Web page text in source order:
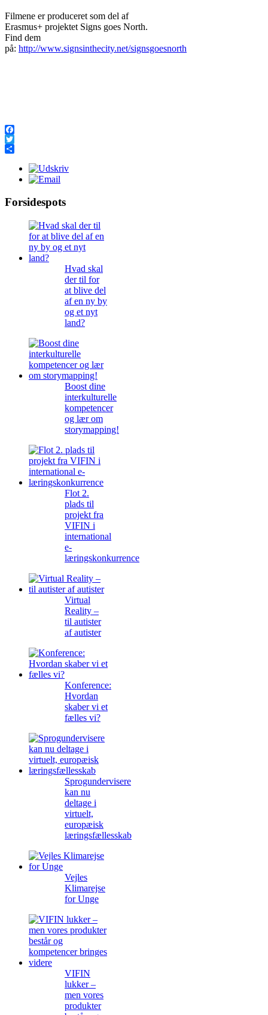
Filmene er produceret som del af
Erasmus+ projektet Signs goes North.
Find dem
på: http://www.signsinthecity.net/signsgoesnorth
Facebook
Twitter
Forsidespots
Hvad skal
der til for
at blive del
af en ny by
og et nyt
land?
Boost dine
interkulturelle
kompetencer
og lær om
storymapping!
Flot 2.
plads til
projekt fra
VIFIN i
international
e-
læringskonkurrence
Virtual
Reality –
til autister
af autister
Konference:
Hvordan
skaber vi et
fælles vi?
Sprogundervisere
kan nu
deltage i
virtuelt,
europæisk
læringsfællesskab
Vejles
Klimarejse
for Unge
VIFIN
lukker –
men vores
produkter